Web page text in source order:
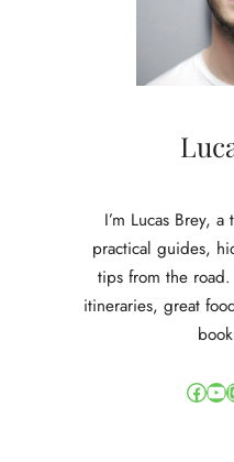
I’m Lucas Brey,
practical guides,
tips from the
itineraries, great
Facebook YouTube